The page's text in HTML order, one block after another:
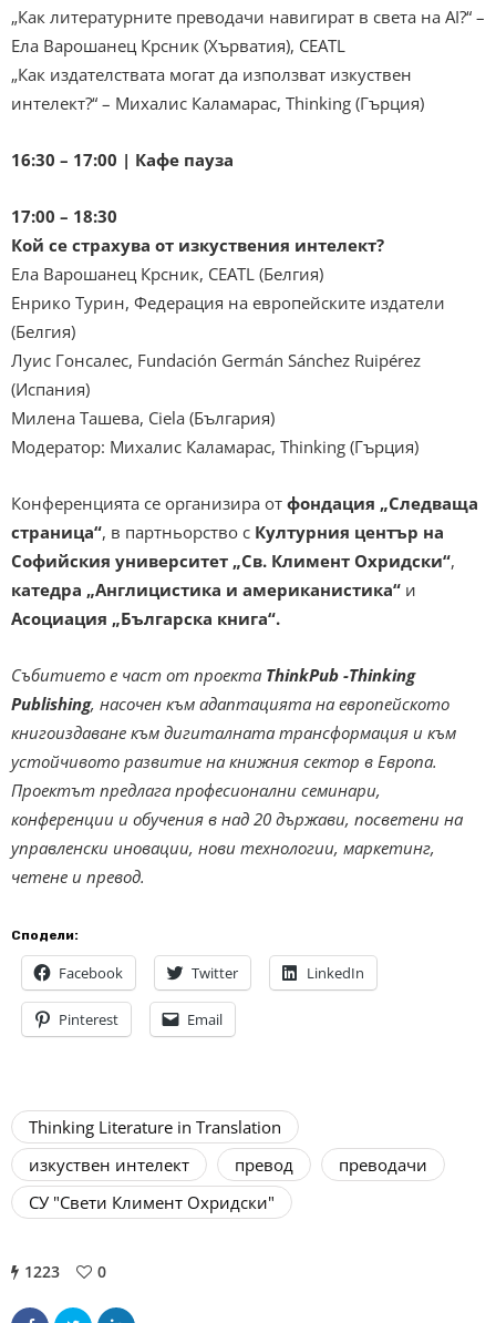
„Как литературните преводачи навигират в света на AI?“ –
Ела Варошанец Крсник (Хърватия), CEATL
„Как издателствата могат да използват изкуствен
интелект?“ – Михалис Каламарас, Thinking (Гърция)
16:30 – 17:00 | Кафе пауза
17:00 – 18:30
Кой се страхува от изкуствения интелект?
Ела Варошанец Крсник, CEATL (Белгия)
Енрико Турин, Федерация на европейските издатели
(Белгия)
Луис Гонсалес, Fundación Germán Sánchez Ruipérez
(Испания)
Милена Ташева, Ciela (България)
Модератор: Михалис Каламарас, Thinking (Гърция)
Конференцията се организира от фондация „Следваща
страница“, в партньорство с Културния център на
Софийския университет „Св. Климент Охридски“,
катедра „Англицистика и американистика“ и
Асоциация „Българска книга“.
Събитието е част от проекта ThinkPub -Thinking
Publishing, насочен към адаптацията на европейското
книгоиздаване към дигиталната трансформация и към
устойчивото развитие на книжния сектор в Европа.
Проектът предлага професионални семинари,
конференции и обучения в над 20 държави, посветени на
управленски иновации, нови технологии, маркетинг,
четене и превод.
Сподели:
Facebook Twitter LinkedIn
Pinterest Email
Thinking Literature in Translation
изкуствен интелект
превод
преводачи
СУ "Свети Климент Охридски"
1223 0